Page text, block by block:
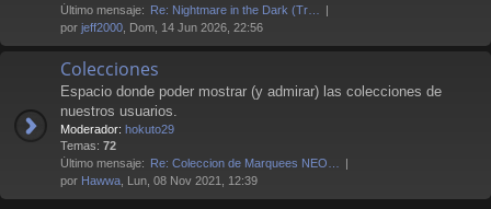
Último mensaje: Re: Nightmare in the Dark (Tr…
por jeff2000 , Dom, 14 Jun 2026, 22:56
Colecciones
Espacio donde poder mostrar (y admirar) las colecciones de
nuestros usuarios.
Moderador: hokuto29
Temas: 72
Último mensaje: Re: Coleccion de Marquees NEO…
por Hawwa , Lun, 08 Nov 2021, 12:39